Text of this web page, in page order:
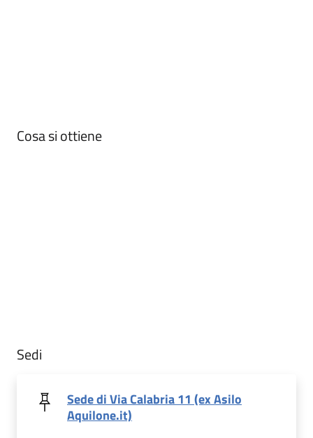
Cosa si ottiene
Sedi
Sede di Via Calabria 11 (ex Asilo
Aquilone.it)